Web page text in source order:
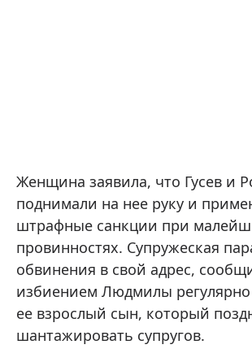
Женщина заявила, что Гусев и
поднимали на нее руку и
штрафные санкции при
провинностях. Супружеская
обвинения в свой адрес,
избиением Людмилы регулярно
ее взрослый сын, который
шантажировать супругов.